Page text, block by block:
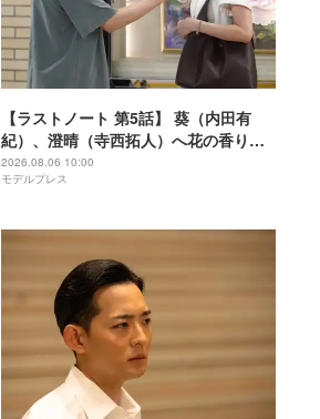
【ラストノート 第5話】 葵（内田有
紀）、澄晴（寺西拓人）へ花の香り感
じなくなった経緯明かす
2026.08.06 10:00
モデルプレス